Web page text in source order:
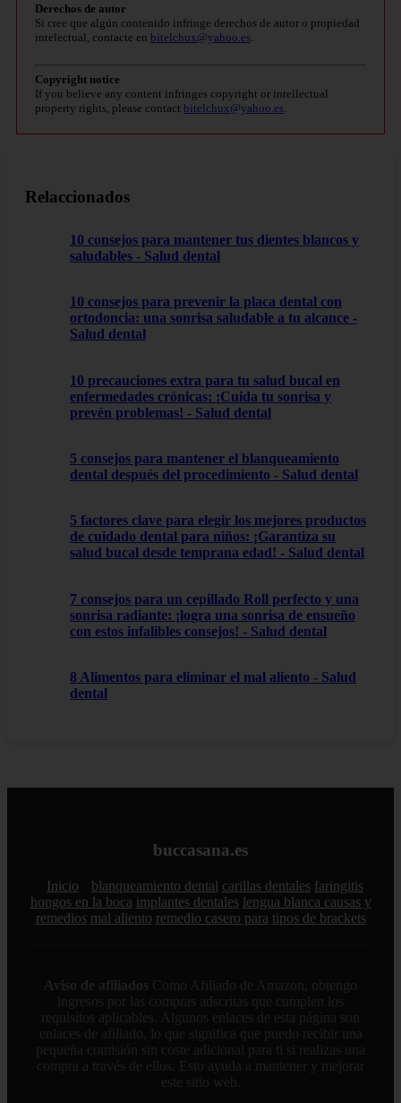
Derechos de autor
Si cree que algún contenido infringe derechos de autor o propiedad
intelectual, contacte en bitelchux@yahoo.es
Copyright notice
If you believe any content infringes copyright or intellectual
property rights, please contact bitelchux@yahoo.es
Relaccionados
10 consejos para mantener tus dientes blancos y
saludables - Salud dental
10 consejos para prevenir la placa dental con
ortodoncia: una sonrisa saludable a tu alcance -
Salud dental
10 precauciones extra para tu salud bucal en
enfermedades crónicas: ¡Cuida tu sonrisa y
prevén problemas! - Salud dental
5 consejos para mantener el blanqueamiento
dental después del procedimiento - Salud dental
5 factores clave para elegir los mejores productos
de cuidado dental para niños: ¡Garantiza su
salud bucal desde temprana edad! - Salud dental
7 consejos para un cepillado Roll perfecto y una
sonrisa radiante: ¡logra una sonrisa de ensueño
con estos infalibles consejos! - Salud dental
8 Alimentos para eliminar el mal aliento - Salud
dental
buccasana.es
Inicio blanqueamiento dental carillas dentales faringitis
hongos en la boca implantes dentales lengua blanca causas y
remedios mal aliento remedio casero para tipos de brackets
Aviso de afiliados Como Afiliado de Amazon, obtengo
ingresos por las compras adscritas que cumplen los
requisitos aplicables. Algunos enlaces de esta página son
enlaces de afiliado, lo que significa que puedo recibir una
pequeña comisión sin coste adicional para ti si realizas una
compra a través de ellos. Esto ayuda a mantener y mejorar
este sitio web.